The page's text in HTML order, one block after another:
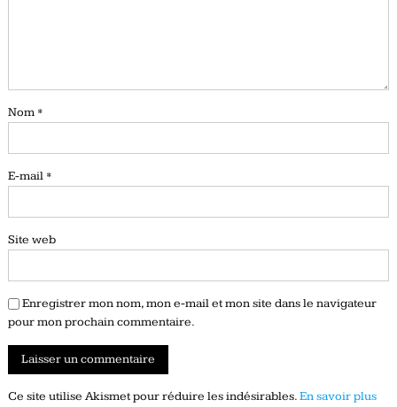
Nom *
E-mail *
Site web
Enregistrer mon nom, mon e-mail et mon site dans le navigateur
pour mon prochain commentaire.
Ce site utilise Akismet pour réduire les indésirables.En savoir plus